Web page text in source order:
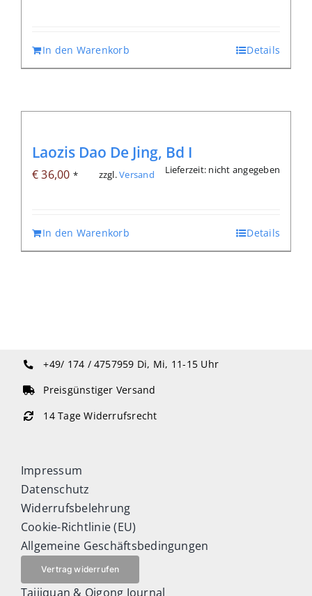
In den Warenkorb Details
Laozis Dao De Jing, Bd I
€36,00 * zzgl.Versand Lieferzeit: nicht angegeben
In den Warenkorb Details
+49/ 174 / 4757959 Di, Mi, 11-15 Uhr
Preisgünstiger Versand
14 Tage Widerrufsrecht
Impressum
Datenschutz
Widerrufsbelehrung
Cookie-Richtlinie (EU)
Allgemeine Geschäftsbedingungen
Vertrag widerrufen
Taijiquan & Qigong Journal